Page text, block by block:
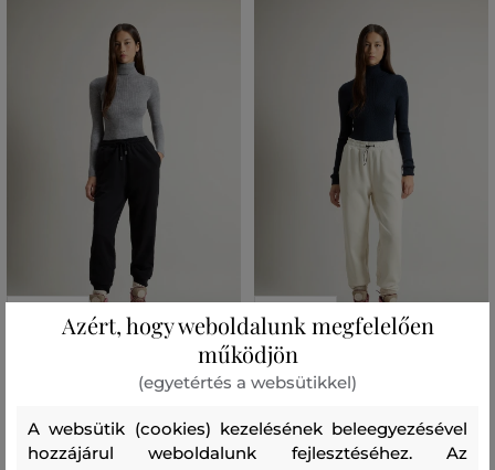
TRÉNINGNADRÁG WOOLRICH
LIGHT FLEECE PANT
56 990 Ft
28 490 Ft
TRÉNINGNADRÁG WOOLRICH
INTERLOCK TROUSERS
73 990 Ft
Azért, hogy weboldalunk megfelelően
működjön
(egyetértés a websütikkel)
A websütik (cookies) kezelésének beleegyezésével
hozzájárul weboldalunk fejlesztéséhez. Az